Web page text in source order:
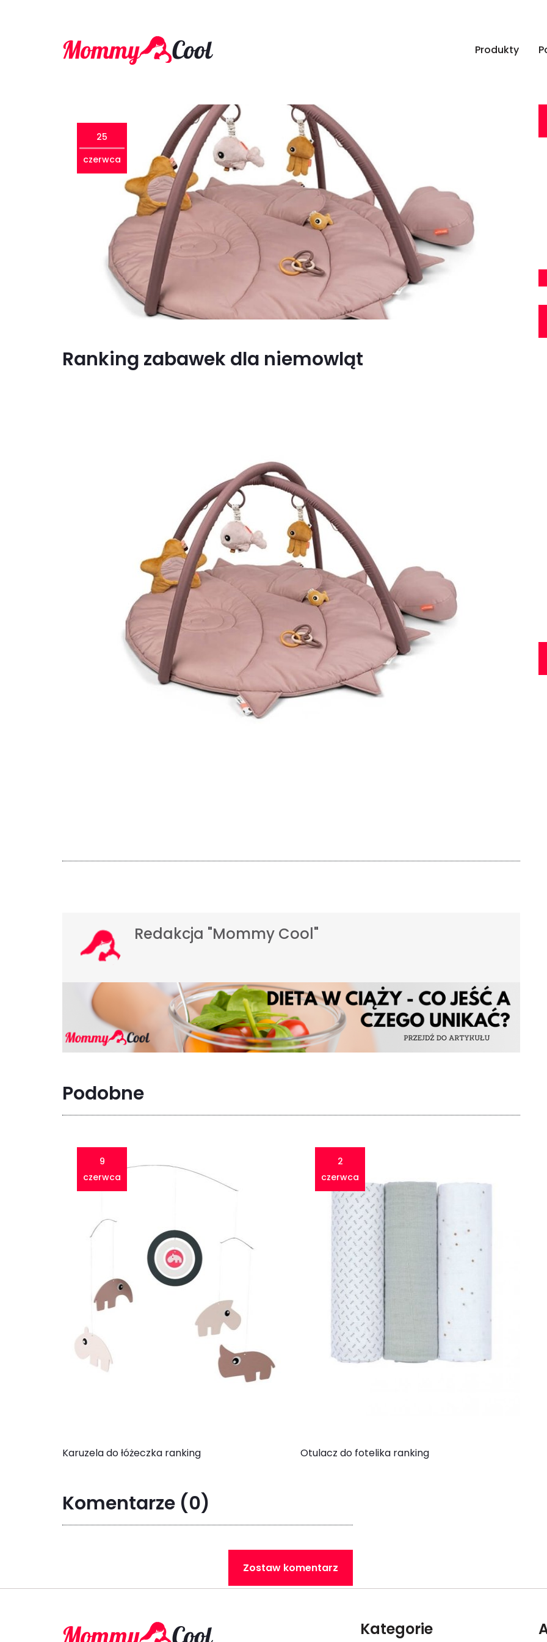
Produkty
25
czerwca
Ranking zabawek dla niemowląt
Redakcja "Mommy Cool"
Podobne
9
czerwca
Karuzela do łóżeczka ranking
2
czerwca
Otulacz do fotelika ranking
Komentarze (0)
Zostaw komentarz
Kategorie